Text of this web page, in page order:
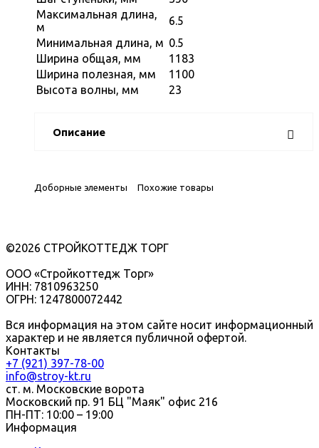
Максимальная длина,
м
6.5
Минимальная длина, м 0.5
Ширина общая, мм
1183
Ширина полезная, мм
1100
Высота волны, мм
23
Описание
Доборные элементы Похожие товары
©2026 СТРОЙКОТТЕДЖ ТОРГ
ООО «Стройкоттедж Торг»
ИНН: 7810963250
ОГРН: 1247800072442
Вся информация на этом сайте носит информационный
характер и не является публичной офертой.
Контакты
+7 (921) 397-78-00
info@stroy-kt.ru
ст. м. Московские ворота
Московский пр. 91 БЦ "Маяк" офис 216
ПН-ПТ: 10:00 – 19:00
Информация